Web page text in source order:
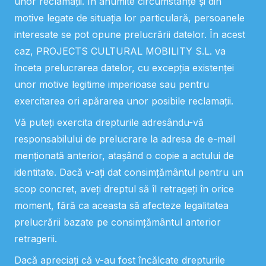
motive legate de situația lor particulară, persoanele
interesate se pot opune prelucrării datelor. În acest
caz, PROJECTS CULTURAL MOBILITY S.L. va
înceta prelucrarea datelor, cu excepția existenței
unor motive legitime imperioase sau pentru
exercitarea ori apărarea unor posibile reclamații.
Vă puteți exercita drepturile adresându-vă
responsabilului de prelucrare la adresa de e-mail
menționată anterior, atașând o copie a actului de
identitate. Dacă v-ați dat consimțământul pentru un
scop concret, aveți dreptul să îl retrageți în orice
moment, fără ca aceasta să afecteze legalitatea
prelucrării bazate pe consimțământul anterior
retragerii.
Dacă apreciați că v-au fost încălcate drepturile